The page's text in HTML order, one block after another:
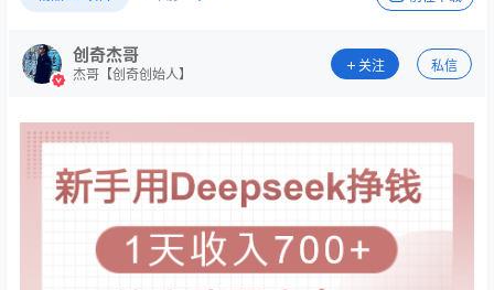
创奇杰哥
杰哥【创奇创始人】
关注 私信